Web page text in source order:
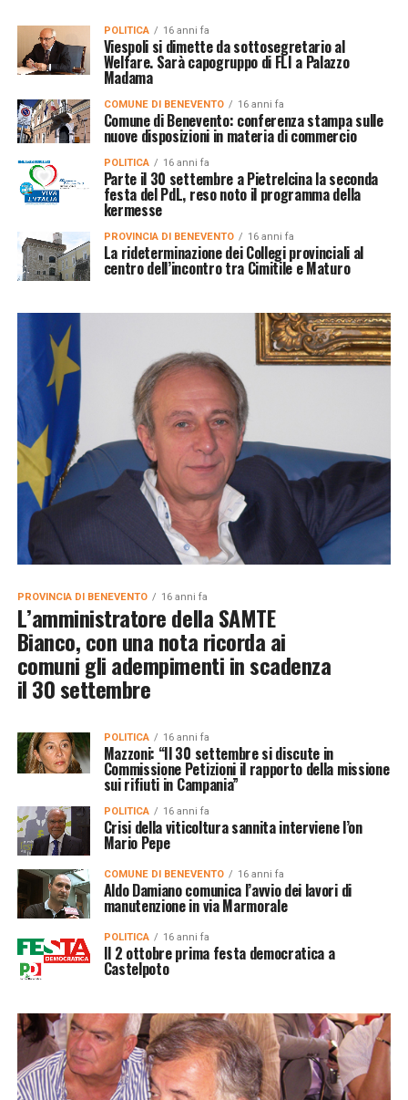
POLITICA 16 anni fa
Viespoli si dimette da sottosegretario al
Welfare. Sarà capogruppo di FLI a Palazzo
Madama
COMUNE DI BENEVENTO 16 anni fa
Comune di Benevento: conferenza stampa sulle
nuove disposizioni in materia di commercio
POLITICA 16 anni fa
Parte il 30 settembre a Pietrelcina la seconda
festa del PdL, reso noto il programma della
kermesse
PROVINCIA DI BENEVENTO 16 anni fa
La rideterminazione dei Collegi provinciali al
centro dell’incontro tra Cimitile e Maturo
PROVINCIA DI BENEVENTO 16 anni fa
L’amministratore della SAMTE
Bianco, con una nota ricorda ai
comuni gli adempimenti in scadenza
il 30 settembre
POLITICA 16 anni fa
Mazzoni: “Il 30 settembre si discute in
Commissione Petizioni il rapporto della missione
sui rifiuti in Campania”
POLITICA 16 anni fa
Crisi della viticoltura sannita interviene l’on
Mario Pepe
COMUNE DI BENEVENTO 16 anni fa
Aldo Damiano comunica l’avvio dei lavori di
manutenzione in via Marmorale
POLITICA 16 anni fa
Il 2 ottobre prima festa democratica a
Castelpoto